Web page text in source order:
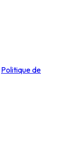
Politique de